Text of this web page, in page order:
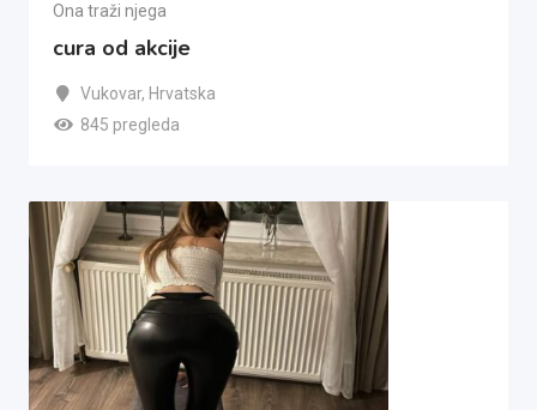
Ona traži njega
cura od akcije
Vukovar, Hrvatska
845 pregleda